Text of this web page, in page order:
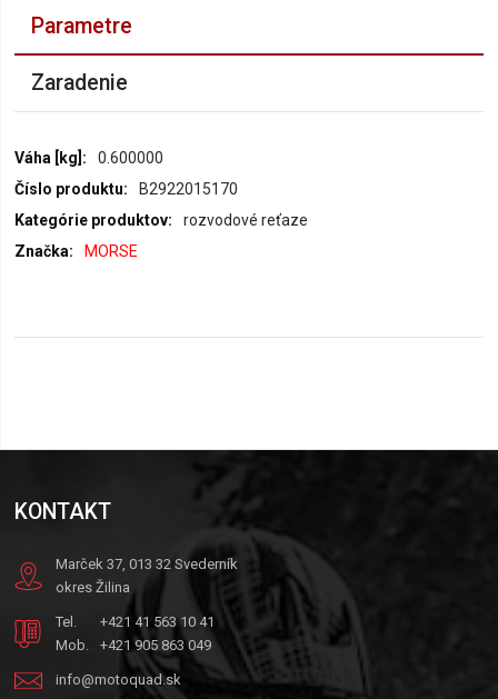
Parametre
Zaradenie
Parametre
0.600000
B2922015170
rozvodové reťaze
MORSE
KONTAKT
Marček 37, 013 32 Svederník
okres Žilina
Tel.
+421 41 563 10 41
Mob.
+421 905 863 049
info@motoquad.sk